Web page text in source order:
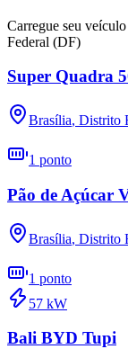
Carregue seu
Federal (DF)
Super Quadra
Brasília, Distrito
1 ponto
Pão de Açúcar
Brasília, Distrito
1 ponto
57 kW
Bali BYD Tupi